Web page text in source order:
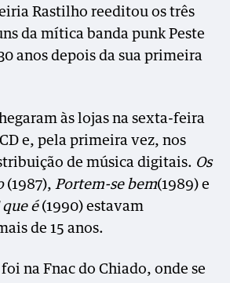
Rastilho reeditou os três
da mítica banda punk Peste
anos depois da sua primeira
às lojas na sexta-feira
e, pela primeira vez, nos
de música digitais. Os
(1987), Portem-se bem(1989) e
que é(1990) estavam
de 15 anos.
na Fnac do Chiado, onde se